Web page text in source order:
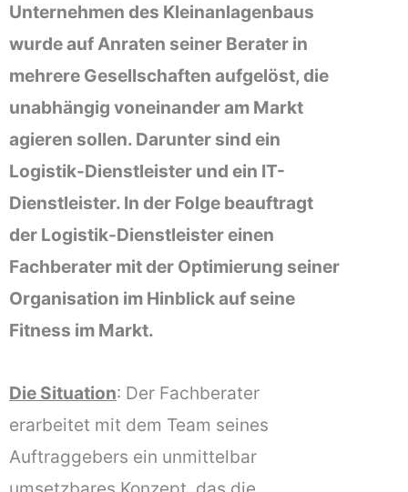
Unternehmen des Kleinanlagenbaus
wurde auf Anraten seiner Berater in
mehrere Gesellschaften aufgelöst, die
unabhängig voneinander am Markt
agieren sollen. Darunter sind ein
Logistik-Dienstleister und ein IT-
Dienstleister. In der Folge beauftragt
der Logistik-Dienstleister einen
Fachberater mit der Optimierung seiner
Organisation im Hinblick auf seine
Fitness im Markt.
Die Situation: Der Fachberater
erarbeitet mit dem Team seines
Auftraggebers ein unmittelbar